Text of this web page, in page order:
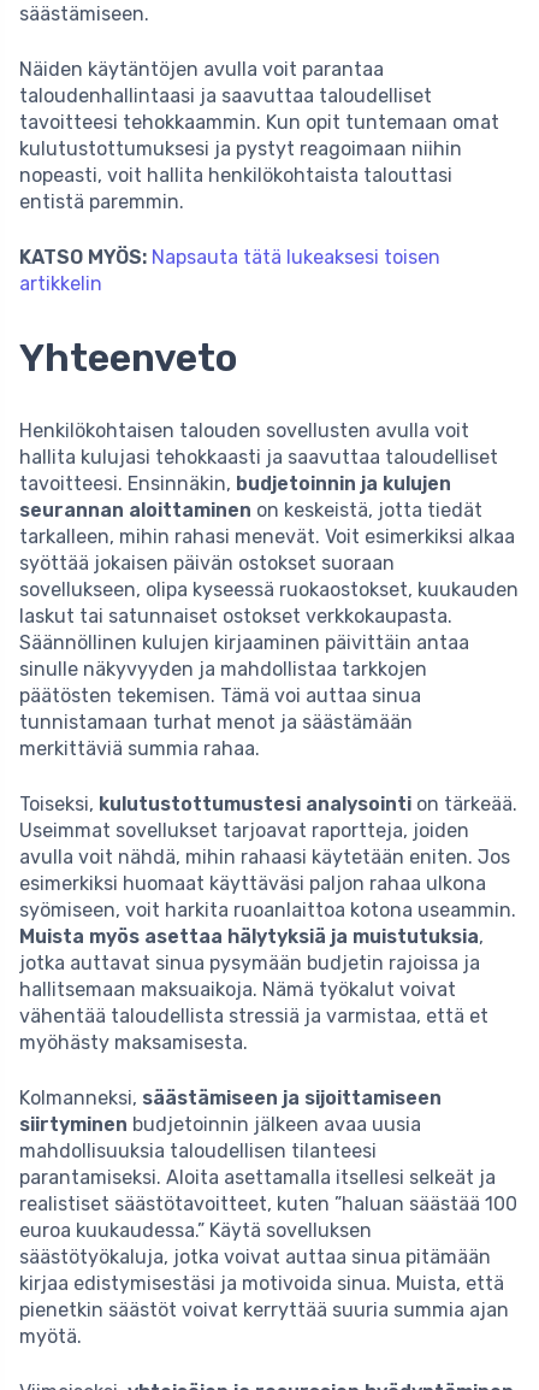
säästämiseen.
Näiden käytäntöjen avulla voit parantaa
taloudenhallintaasi ja saavuttaa taloudelliset
tavoitteesi tehokkaammin. Kun opit tuntemaan omat
kulutustottumuksesi ja pystyt reagoimaan niihin
nopeasti, voit hallita henkilökohtaista talouttasi
entistä paremmin.
KATSO MYÖS: Napsauta tätä lukeaksesi toisen
artikkelin
Yhteenveto
Henkilökohtaisen talouden sovellusten avulla voit
hallita kulujasi tehokkaasti ja saavuttaa taloudelliset
tavoitteesi. Ensinnäkin, budjetoinnin ja kulujen
seurannan aloittaminen on keskeistä, jotta tiedät
tarkalleen, mihin rahasi menevät. Voit esimerkiksi alkaa
syöttää jokaisen päivän ostokset suoraan
sovellukseen, olipa kyseessä ruokaostokset, kuukauden
laskut tai satunnaiset ostokset verkkokaupasta.
Säännöllinen kulujen kirjaaminen päivittäin antaa
sinulle näkyvyyden ja mahdollistaa tarkkojen
päätösten tekemisen. Tämä voi auttaa sinua
tunnistamaan turhat menot ja säästämään
merkittäviä summia rahaa.
Toiseksi, kulutustottumustesi analysointi on tärkeää.
Useimmat sovellukset tarjoavat raportteja, joiden
avulla voit nähdä, mihin rahaasi käytetään eniten. Jos
esimerkiksi huomaat käyttäväsi paljon rahaa ulkona
syömiseen, voit harkita ruoanlaittoa kotona useammin.
Muista myös asettaa hälytyksiä ja muistutuksia,
jotka auttavat sinua pysymään budjetin rajoissa ja
hallitsemaan maksuaikoja. Nämä työkalut voivat
vähentää taloudellista stressiä ja varmistaa, että et
myöhästy maksamisesta.
Kolmanneksi, säästämiseen ja sijoittamiseen
siirtyminen budjetoinnin jälkeen avaa uusia
mahdollisuuksia taloudellisen tilanteesi
parantamiseksi. Aloita asettamalla itsellesi selkeät ja
realistiset säästötavoitteet, kuten ”haluan säästää 100
euroa kuukaudessa.” Käytä sovelluksen
säästötyökaluja, jotka voivat auttaa sinua pitämään
kirjaa edistymisestäsi ja motivoida sinua. Muista, että
pienetkin säästöt voivat kerryttää suuria summia ajan
myötä.